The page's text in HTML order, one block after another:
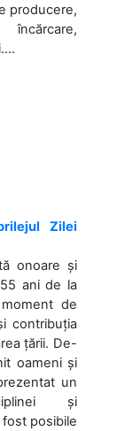
producere,
Zilei
onoare și
ani de la
de
contribuția
țării. De-
oameni și
un
și
fost posibile